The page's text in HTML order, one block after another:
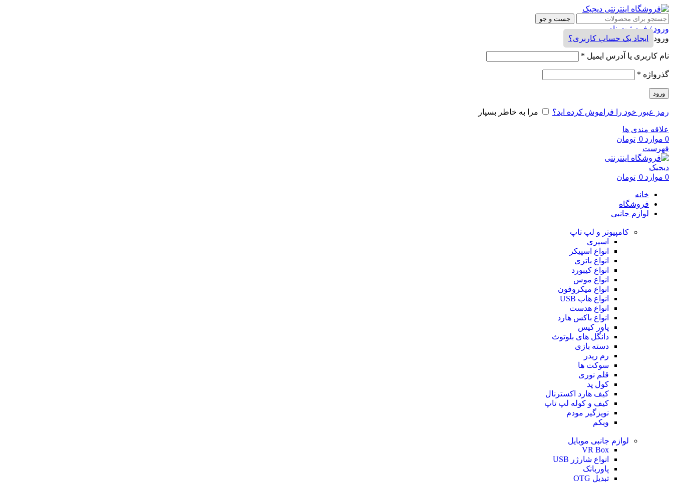
جست و جو
ورود / فرم ثبت نام
ورود
ایجاد یک حساب کاربری؟
نام کاربری یا آدرس ایمیل *
گذرواژه *
ورود
رمز عبور خود را فراموش کرده اید؟ مرا به خاطر بسپار
علاقه مندی ها
0 موارد 0 تومان
فهرست
0 موارد 0 تومان
خانه
فروشگاه
لوازم جانبی
کامپیوتر و لپ تاپ
اسپری
انواع اسپیکر
انواع باتری
انواع کیبورد
انواع موس
انواع میکروفون
انواع هاب USB
انواع هدست
انواع باکس هارد
پاور کیس
دانگل های بلوتوث
دسته بازی
رم ریدر
سوکت ها
قلم نوری
کول پد
کیف هارد اکسترنال
کیف و کوله لپ تاپ
نویزگیر مودم
وبکم
لوازم جانبی موبایل
VR Box
انواع شارژر USB
پاوربانک
تبدیل OTG